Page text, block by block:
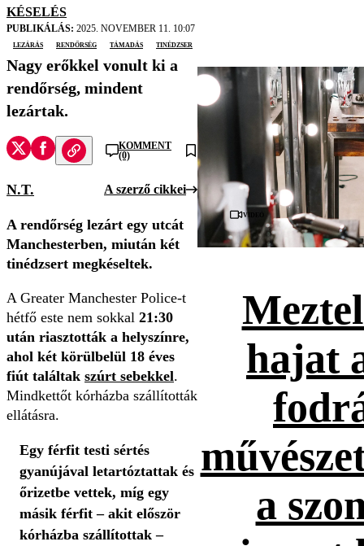
KÉSELÉS
PUBLIKÁLÁS: 2025. NOVEMBER 11. 10:07
lezárás
rendőrség támadás tinédzser
Nagy erőkkel vonult ki a
rendőrség, mindent
lezártak.
KOMMENT
(0)
N.T. A szerző cikkei
A rendőrség lezárt egy utcát
Manchesterben, miután két
tinédzsert megkéseltek.
A Greater Manchester Police-t
hétfő este nem sokkal 21:30
után riasztották a helyszínre,
ahol két körülbelül 18 éves
fiút találtak szúrt sebekkel.
Mindkettőt kórházba szállították
ellátásra.
Egy férfit testi sértés
gyanújával letartóztattak és
őrizetbe vettek, míg egy
másik férfit – akit először
kórházba szállítottak –
Videó
hajat
a